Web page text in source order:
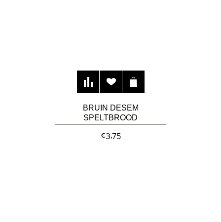
BRUIN DESEM
SPELTBROOD
€3,75